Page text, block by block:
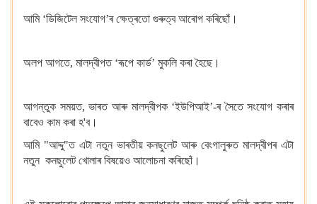
আমি ‘ডিজিটেল সংযোগ’ৰ ক্ষেত্ৰতো গুৰুত্ব আৰোপ কৰিছোঁ।
অলপ আগতে, মালদ্বীপত ‘ৰূপে কাৰ্ড’ মুকলি কৰা হৈছে।
আগন্তুক সময়ত, ভাৰত আৰু মালদ্বীপক ‘ইউপিআই’-ৰ সৈতে সংযোগ কৰাৰ
বাবেও কাম কৰা হ'ব।
আমি "আদ্দু"ত এটা নতুন ভাৰতীয় কনছুলেট আৰু বেংগালুৰুত মালদ্বীপৰ এটা
নতুন কনছুলেট খোলাৰ বিষয়েও আলোচনা কৰিছোঁ।